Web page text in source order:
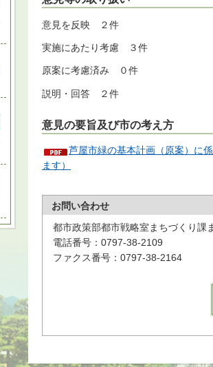
意見を反映 ２件
実施にあたり考慮 ３件
原案に考慮済み ０件
説明・回答 ２件
意見の要旨及び市の考え方
芦屋市緑の基本計画（原案）に
ます）
お問い合わせ
都市政策部都市戦略室まちづくり課
電話番号：0797-38-2109
ファクス番号：0797-38-2164